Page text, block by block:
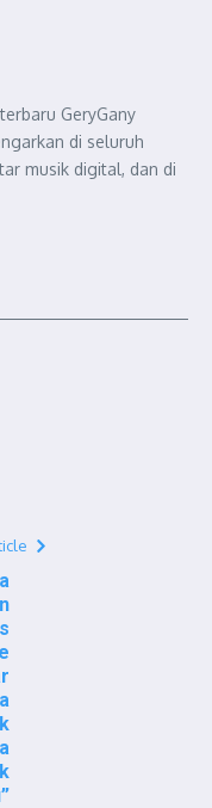
GeryGany
di seluruh
musik digital, dan di